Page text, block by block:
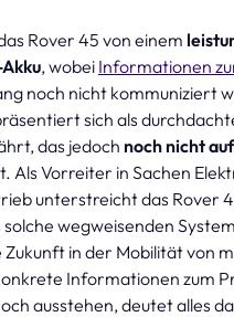
Rover 45 von einem
, wobei Informationen
noch nicht kommuniziert
sich als
das jedoch noch nicht
Als Vorreiter in Sachen
unterstreicht das Rover
wegweisenden
in der Mobilität von
Informationen zum
ausstehen, deutet alles